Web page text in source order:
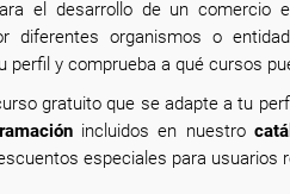
el desarrollo de un comercio
diferentes organismos o
perfil y comprueba a qué cursos
gratuito que se adapte a tu
incluidos en nuestro
especiales para usuarios